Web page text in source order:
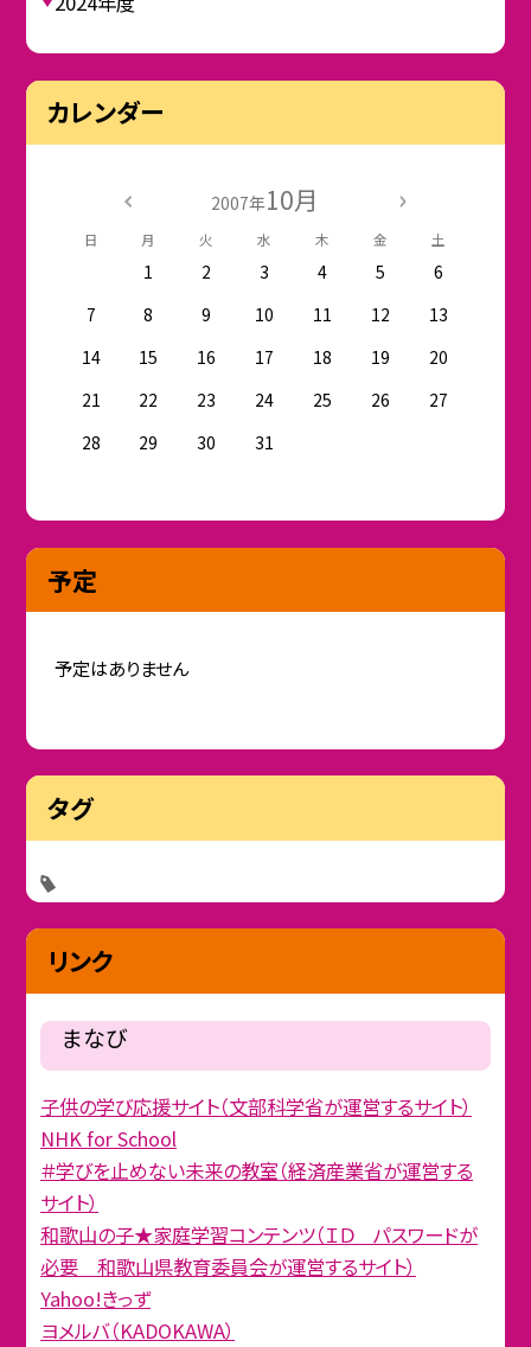
カレンダー
2007年10月
日 月 火 水 木 金 土
1 2 3 4 5
6
7
8 9 10 11 12
13
14
15 16 17 18 19
20
21
22 23 24 25 26
27
28
29 30 31
予定
予定はありません
タグ
リンク
まなび
子供の学び応援サイト（文部科学省が運営するサイト）
NHK for School
＃学びを止めない未来の教室（経済産業省が運営する
サイト）
和歌山の子★家庭学習コンテンツ（ＩＤ パスワードが
必要 和歌山県教育委員会が運営するサイト）
Yahoo!きっず
ヨメルバ（KADOKAWA）